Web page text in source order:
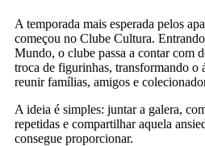
A temporada mais esperada pelos
começou no Clube Cultura.
Mundo, o clube passa a contar com
troca de figurinhas, transformando o
reunir famílias, amigos e
A ideia é simples: juntar a galera,
repetidas e compartilhar aquela
consegue proporcionar.